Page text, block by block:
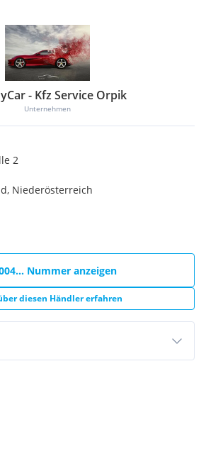
- Kfz Service Orpik
Unternehmen
2
Niederösterreich
Nummer anzeigen
diesen Händler erfahren